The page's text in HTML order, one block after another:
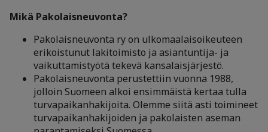
Mikä Pakolaisneuvonta?
Pakolaisneuvonta ry on ulkomaalaisoikeuteen
erikoistunut lakitoimisto ja asiantuntija- ja
vaikuttamistyötä tekevä kansalaisjärjestö.
Pakolaisneuvonta perustettiin vuonna 1988,
jolloin Suomeen alkoi ensimmäistä kertaa tulla
turvapaikanhakijoita. Olemme siitä asti toimineet
turvapaikanhakijoiden ja pakolaisten aseman